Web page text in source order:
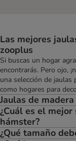
Las mejores
zooplus
Si buscas un hogar
encontrarás. Pero ojo,
una selección de
como hogares para
Jaulas de
¿Cuál es el
hámster?
¿Qué tamaño